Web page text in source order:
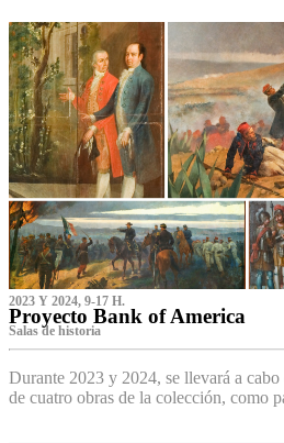
2023 Y 2024, 9-17 H.
Proyecto Bank of America
S‌alas de historia
Durante 2023 y 2024, se llevará a
de cuatro obras de la colección, como